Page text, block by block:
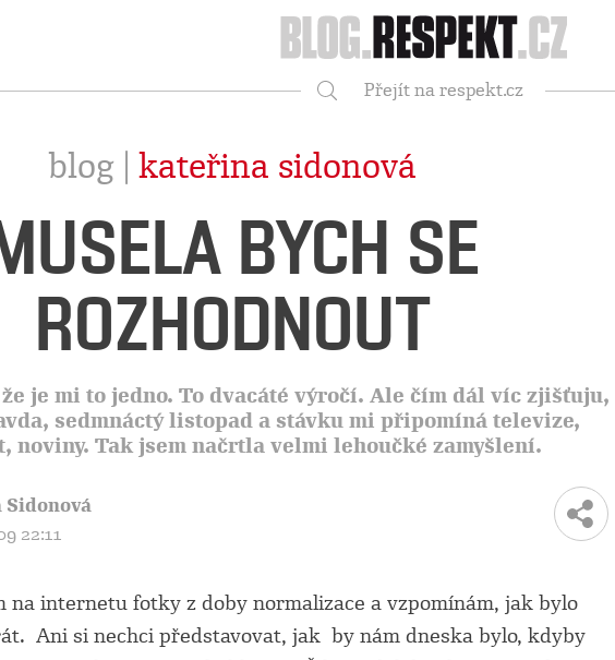
Respekt
Přejít na respekt.cz
blog | kateřina sidonová
BYCH SE
ROZHODNOUT
je mi to jedno. To dvacáté výročí. Ale čím dál víc zjišťuju,
sedmnáctý listopad a stávku mi připomíná televize,
noviny. Tak jsem načrtla velmi lehoučké zamyšlení.
22:11
na internetu fotky z doby normalizace a vzpomínám, jak bylo
Ani si nechci představovat, jak by nám dneska bylo, kdyby